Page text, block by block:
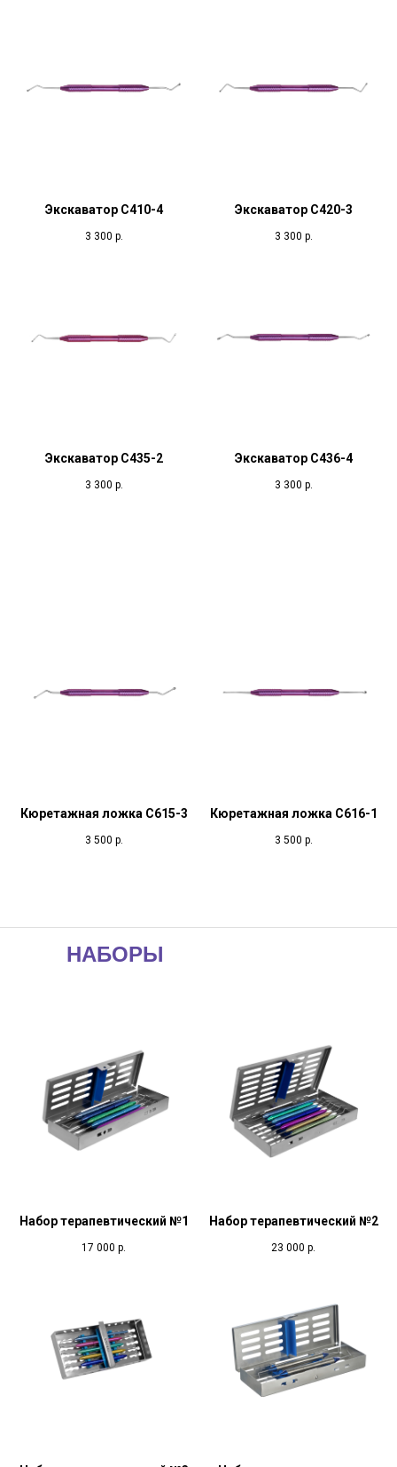
Экскаватор С410-4
3 300 р.
Экскаватор С420-3
3 300 р.
Экскаватор С435-2
3 300 р.
Экскаватор С436-4
3 300 р.
Кюретажная ложка С615-3
3 500 р.
Кюретажная ложка С616-1
3 500 р.
НАБОРЫ
Набор терапевтический №1
17 000 р.
Набор терапевтический №2
23 000 р.